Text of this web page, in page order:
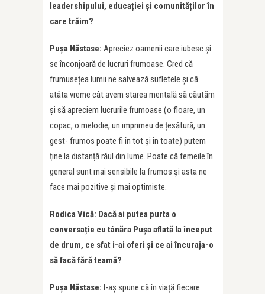
leadershipului, educației și comunităților în
care trăim?
Pușa Năstase: Apreciez oamenii care iubesc și
se înconjoară de lucruri frumoase. Cred că
frumusețea lumii ne salvează sufletele și că
atâta vreme cât avem starea mentală să căutăm
și să apreciem lucrurile frumoase (o floare, un
copac, o melodie, un imprimeu de țesătură, un
gest- frumos poate fi în tot și în toate) putem
ține la distanță răul din lume. Poate că femeile în
general sunt mai sensibile la frumos și asta ne
face mai pozitive și mai optimiste.
Rodica Vică: Dacă ai putea purta o
conversație cu tânăra Pușa aflată la început
de drum, ce sfat i-ai oferi și ce ai încuraja-o
să facă fără teamă?
Pușa Năstase: I-aș spune că în viață fiecare